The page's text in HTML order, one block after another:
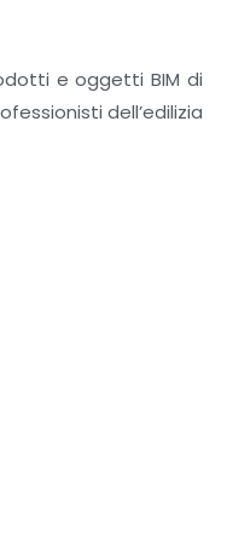
e oggetti BIM di
dell’edilizia